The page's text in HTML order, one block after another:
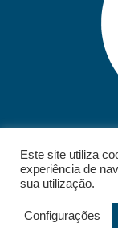
© 2026 - IELT. All
Este site utiliza
experiência de
sua utilização.
Configurações